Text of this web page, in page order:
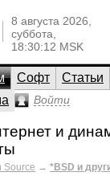
8 августа 2026,
суббота,
18:30:12 MSK
Софт Статьи
Войти
и
Source → *BSD и